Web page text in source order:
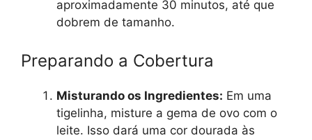
aproximadamente 30 minutos, até que
dobrem de tamanho.
Preparando a Cobertura
Misturando os Ingredientes: Em uma
tigelinha, misture a gema de ovo com o
leite. Isso dará uma cor dourada às